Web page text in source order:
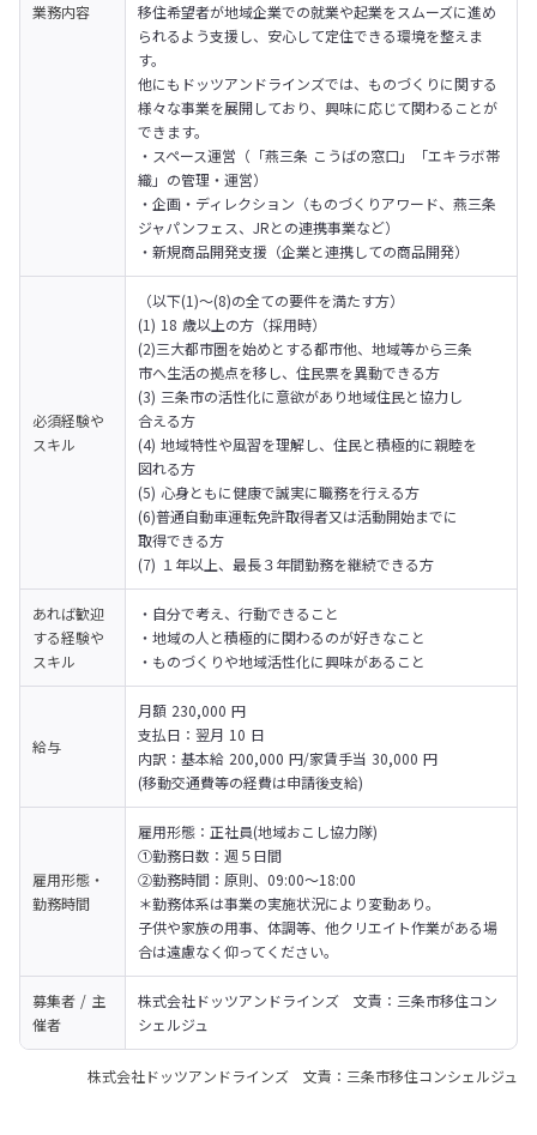
業務内容
移住希望者が地域企業での就業や起業をスムーズに進め
られるよう支援し、安心して定住できる環境を整えま
す。
他にもドッツアンドラインズでは、ものづくりに関する
様々な事業を展開しており、興味に応じて関わることが
できます。
・スペース運営（「燕三条 こうばの窓口」「エキラボ帯
織」の管理・運営）
・企画・ディレクション（ものづくりアワード、燕三条
ジャパンフェス、JRとの連携事業など）
・新規商品開発支援（企業と連携しての商品開発）
必須経験や
スキル
（以下(1)～(8)の全ての要件を満たす方）
(1) 18 歳以上の方（採用時）
(2)三大都市圏を始めとする都市他、地域等から三条
市へ生活の拠点を移し、住民票を異動できる方
(3) 三条市の活性化に意欲があり地域住民と協力し
合える方
(4) 地域特性や風習を理解し、住民と積極的に親睦を
図れる方
(5) 心身ともに健康で誠実に職務を行える方
(6)普通自動車運転免許取得者又は活動開始までに
取得できる方
(7) １年以上、最長３年間勤務を継続できる方
あれば歓迎
する経験や
スキル
・自分で考え、行動できること
・地域の人と積極的に関わるのが好きなこと
・ものづくりや地域活性化に興味があること
給与
月額 230,000 円
支払日：翌月 10 日
内訳：基本給 200,000 円/家賃手当 30,000 円
(移動交通費等の経費は申請後支給)
雇用形態・
勤務時間
雇用形態：正社員(地域おこし協力隊)
①勤務日数：週５日間
②勤務時間：原則、09:00～18:00
＊勤務体系は事業の実施状況により変動あり。
子供や家族の用事、体調等、他クリエイト作業がある場
合は遠慮なく仰ってください。
募集者 / 主
催者
株式会社ドッツアンドラインズ　文責：三条市移住コン
シェルジュ
株式会社ドッツアンドラインズ 文責：三条市移住コンシェルジュ